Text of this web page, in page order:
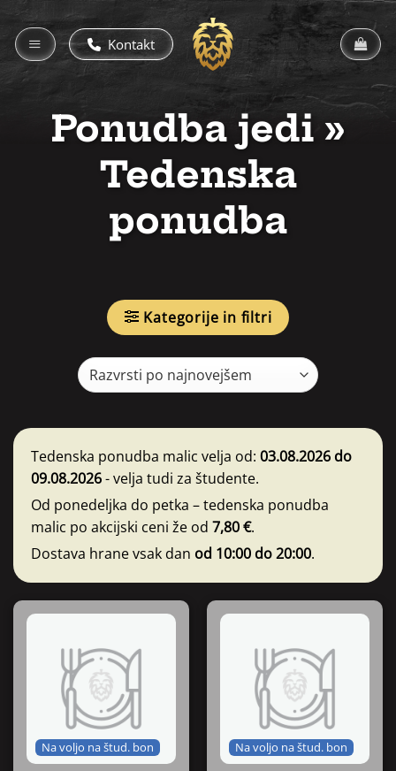
Skoči
na
vsebino
Kontakt
Ponudba jedi »
Tedenska
ponudba
Kategorije in filtri
Tedenska ponudba malic velja od: 03.08.2026 do
09.08.2026- velja tudi za študente.
Od ponedeljka do petka – tedenska ponudba
malic po akcijski ceni že od 7,80 €.
Dostava hrane vsak dan od 10:00 do 20:00.
Na voljo na štud. bon Na voljo na štud. bon